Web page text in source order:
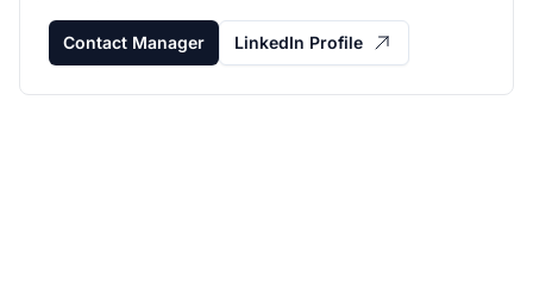
Contact Manager LinkedIn Profile